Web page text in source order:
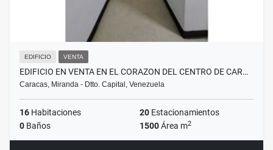
EDIFICIO VENTA
EDIFICIO EN VENTA EN EL CORAZON DEL CENTRO DE CAR…
Caracas, Miranda - Dtto. Capital, Venezuela
16 Habitaciones 20 Estacionamientos
0 Baños 1500Área m2